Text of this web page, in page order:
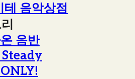
음악상점
음반